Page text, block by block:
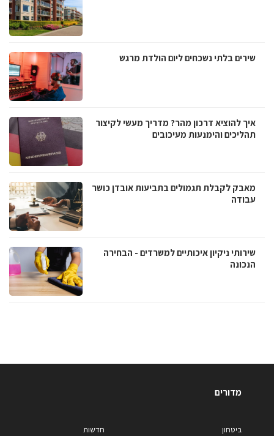
שירים בלתי נשכחים ליום הולדת מרגש
איך להוציא דרכון מהר? מדריך מעשי לקיצור
תהליכים והימנעות מעיכובים
מאבק לקבלת תגמולים בתביעות אובדן כושר
עבודה
שירותי ניקיון איכותיים למשרדים - הבחירה
הנכונה
מדורים
ביטחון
חדשות